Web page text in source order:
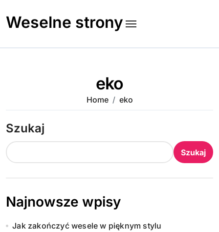
to
content
Weselne strony
eko
Home eko
Szukaj
Szukaj
Najnowsze wpisy
Jak zakończyć wesele w pięknym stylu